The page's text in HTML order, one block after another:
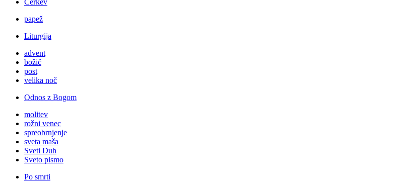
Cerkev
papež
Liturgija
advent
božič
post
velika noč
Odnos z Bogom
molitev
rožni venec
spreobrnjenje
sveta maša
Sveti Duh
Sveto pismo
Po smrti